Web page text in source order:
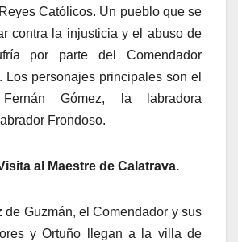
Católicos. Un pueblo que se
contra la injusticia y el abuso de
por parte del Comendador
Los personajes principales son el
Fernán Gómez, la labradora
Frondoso.
al Maestre de Calatrava.
de Guzmán, el Comendador y sus
y Ortuño llegan a la villa de